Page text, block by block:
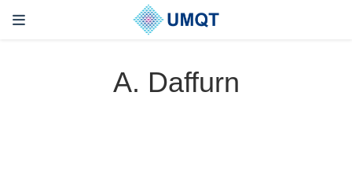
A. Daffurn